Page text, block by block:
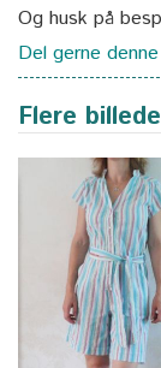
Og husk på
Del gerne
Flere